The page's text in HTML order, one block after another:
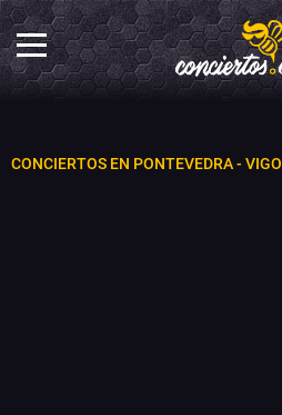
CONCIERTOS EN PONTEVEDRA - VIGO